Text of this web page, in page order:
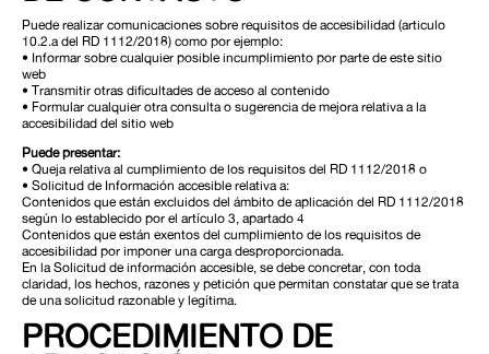
Puede realizar comunicaciones sobre requisitos de accesibilidad (articulo
10.2.a del RD 1112/2018) como por ejemplo:
• Informar sobre cualquier posible incumplimiento por parte de este sitio
web
• Transmitir otras dificultades de acceso al contenido
• Formular cualquier otra consulta o sugerencia de mejora relativa a la
accesibilidad del sitio web
Puede presentar:
• Queja relativa al cumplimiento de los requisitos del RD 1112/2018 o
• Solicitud de Información accesible relativa a:
Contenidos que están excluidos del ámbito de aplicación del RD 1112/2018
según lo establecido por el artículo 3, apartado 4
Contenidos que están exentos del cumplimiento de los requisitos de
accesibilidad por imponer una carga desproporcionada.
En la Solicitud de información accesible, se debe concretar, con toda
claridad, los hechos, razones y petición que permitan constatar que se trata
de una solicitud razonable y legítima.
PROCEDIMIENTO DE